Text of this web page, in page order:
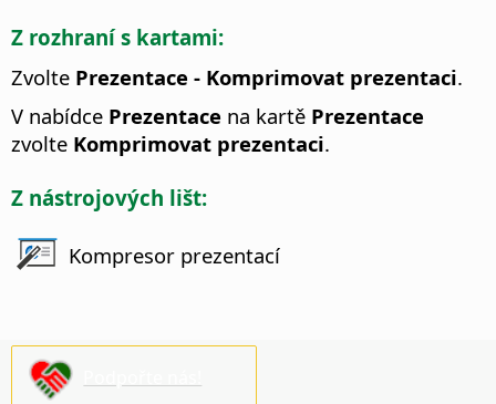
Z rozhraní s kartami:
Zvolte Prezentace - Komprimovat prezentaci.
V nabídce Prezentace na kartě Prezentace
zvolte Komprimovat prezentaci.
Z nástrojových lišt:
Kompresor prezentací